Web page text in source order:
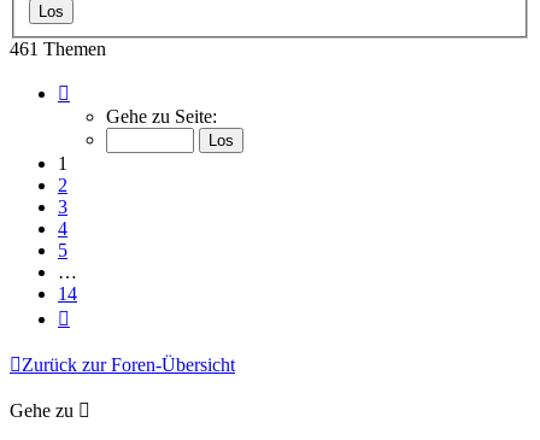
461 Themen
von
Gehe zu Seite:
1
2
3
4
5
…
14
Zurück zur Foren-Übersicht
Gehe zu